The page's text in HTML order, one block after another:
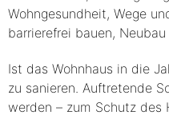
Ist das Wohnhaus in die
zu sanieren. Auftretende
werden – zum Schutz des